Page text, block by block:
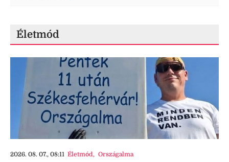
Életmód
2026. 08. 07., 08:11 Életmód, Országalma